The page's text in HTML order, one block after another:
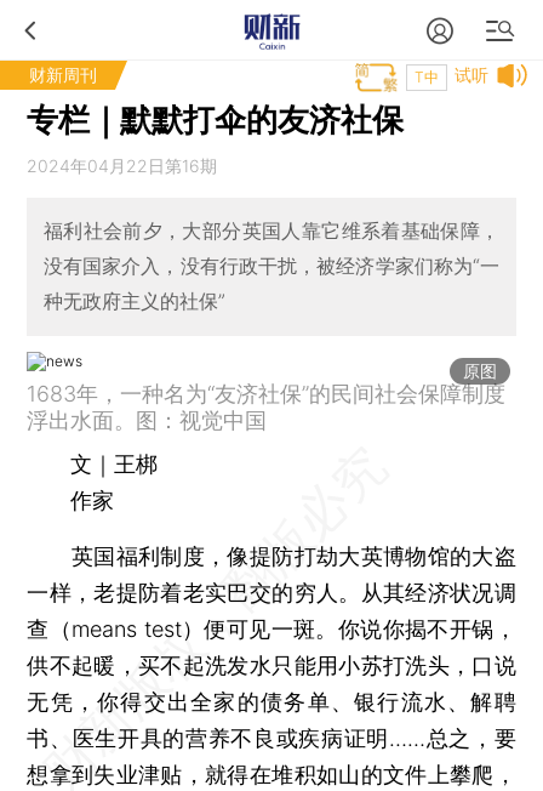
财新周刊 试听
T中
专栏｜默默打伞的友济社保
2024年04月22日第16期
福利社会前夕，大部分英国人靠它维系着基础保障，
没有国家介入，没有行政干扰，被经济学家们称为“一
种无政府主义的社保”
原图
1683年，一种名为“友济社保”的民间社会保障制度
浮出水面。图：视觉中国
文｜王梆
作家
英国福利制度，像提防打劫大英博物馆的大盗
一样，老提防着老实巴交的穷人。从其经济状况调
查（means test）便可见一斑。你说你揭不开锅，
供不起暖，买不起洗发水只能用小苏打洗头，口说
无凭，你得交出全家的债务单、银行流水、解聘
书、医生开具的营养不良或疾病证明……总之，要
想拿到失业津贴，就得在堆积如山的文件上攀爬，